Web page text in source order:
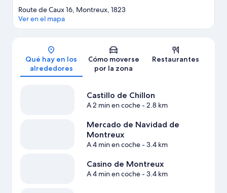
Mapa
Route de Caux 16, Montreux, 1823
Ver en el mapa
Qué hay en los
alrededores
Cómo moverse
por la zona
Restaurantes
Castillo de Chillon
A 2 min en coche- 2.8 km
Mercado de Navidad de
Montreux
A 4 min en coche- 3.4 km
Casino de Montreux
A 4 min en coche- 3.4 km